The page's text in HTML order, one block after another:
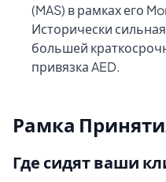
(MAS) в рамках его
Исторически
большей
привязка AED.
Рамка
Где сидят ваши